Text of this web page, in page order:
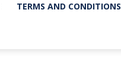
TERMS AND CONDITIONS